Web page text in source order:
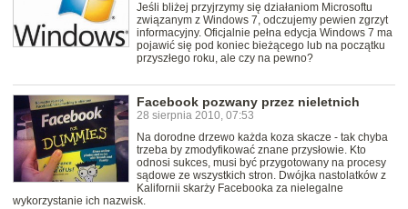
Jeśli bliżej przyjrzymy się działaniom Microsoftu
związanym z Windows 7, odczujemy pewien zgrzyt
informacyjny. Oficjalnie pełna edycja Windows 7 ma
pojawić się pod koniec bieżącego lub na początku
przyszłego roku, ale czy na pewno?
Facebook pozwany przez nieletnich
28 sierpnia 2010, 07:53
Na dorodne drzewo każda koza skacze - tak chyba
trzeba by zmodyfikować znane przysłowie. Kto
odnosi sukces, musi być przygotowany na procesy
sądowe ze wszystkich stron. Dwójka nastolatków z
Kalifornii skarży Facebooka za nielegalne
wykorzystanie ich nazwisk.